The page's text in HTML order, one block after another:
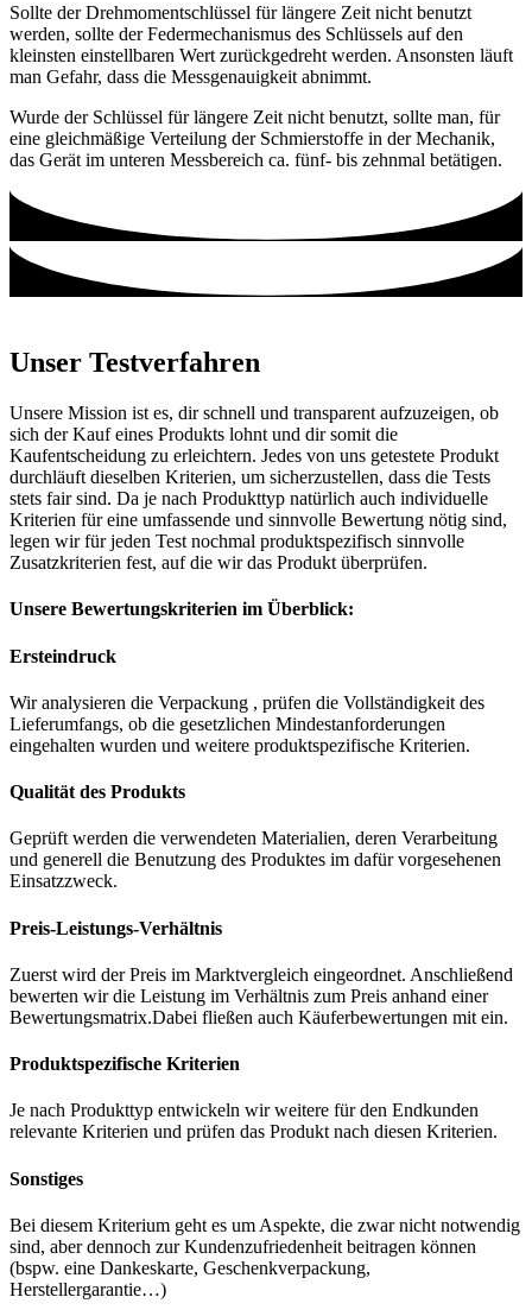
Sollte der Drehmomentschlüssel für längere Zeit nicht benutzt
werden, sollte der Federmechanismus des Schlüssels auf den
kleinsten einstellbaren Wert zurückgedreht werden. Ansonsten läuft
man Gefahr, dass die Messgenauigkeit abnimmt.
Wurde der Schlüssel für längere Zeit nicht benutzt, sollte man, für
eine gleichmäßige Verteilung der Schmierstoffe in der Mechanik,
das Gerät im unteren Messbereich ca. fünf- bis zehnmal betätigen.
Unser Testverfahren
Unsere Mission ist es, dir schnell und transparent aufzuzeigen, ob
sich der Kauf eines Produkts lohnt und dir somit die
Kaufentscheidung zu erleichtern. Jedes von uns getestete Produkt
durchläuft dieselben Kriterien, um sicherzustellen, dass die Tests
stets fair sind. Da je nach Produkttyp natürlich auch individuelle
Kriterien für eine umfassende und sinnvolle Bewertung nötig sind,
legen wir für jeden Test nochmal produktspezifisch sinnvolle
Zusatzkriterien fest, auf die wir das Produkt überprüfen.
Unsere Bewertungskriterien im Überblick:
Ersteindruck
Wir analysieren die Verpackung , prüfen die Vollständigkeit des
Lieferumfangs, ob die gesetzlichen Mindestanforderungen
eingehalten wurden und weitere produktspezifische Kriterien.
Qualität des Produkts
Geprüft werden die verwendeten Materialien, deren Verarbeitung
und generell die Benutzung des Produktes im dafür vorgesehenen
Einsatzzweck.
Preis-Leistungs-Verhältnis
Zuerst wird der Preis im Marktvergleich eingeordnet. Anschließend
bewerten wir die Leistung im Verhältnis zum Preis anhand einer
Bewertungsmatrix.Dabei fließen auch Käuferbewertungen mit ein.
Produktspezifische Kriterien
Je nach Produkttyp entwickeln wir weitere für den Endkunden
relevante Kriterien und prüfen das Produkt nach diesen Kriterien.
Sonstiges
Bei diesem Kriterium geht es um Aspekte, die zwar nicht notwendig
sind, aber dennoch zur Kundenzufriedenheit beitragen können
(bspw. eine Dankeskarte, Geschenkverpackung,
Herstellergarantie…)